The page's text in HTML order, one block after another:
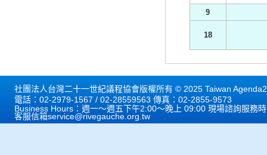
9
18
社團法人台灣二十一世紀議程協會版權所有 © 2025 Taiwan
電話：02-2979-1567 / 02-28559563 傳真：02-2855-9573
Business Hours：週一～週五下午2:00～晚上 09:00 現場諮詢服務
客服信箱service@rivegauche.org.tw